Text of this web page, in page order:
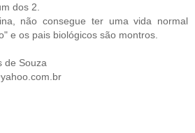
dos 2.
não consegue ter uma vida normal
e os pais biológicos são montros.
de Souza